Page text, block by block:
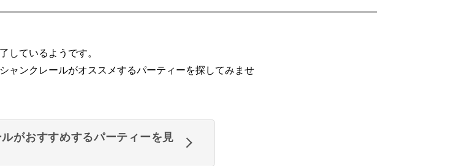
しているようです。
ャンクレールがオススメするパーティーを探してみませ
がおすすめするパーティーを見